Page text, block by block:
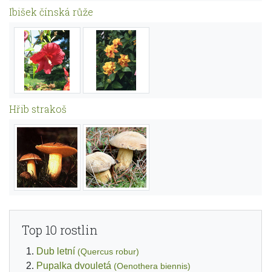
Ibišek čínská růže
Hřib strakoš
Top 10 rostlin
Dub letní (Quercus robur)
Pupalka dvouletá (Oenothera biennis)